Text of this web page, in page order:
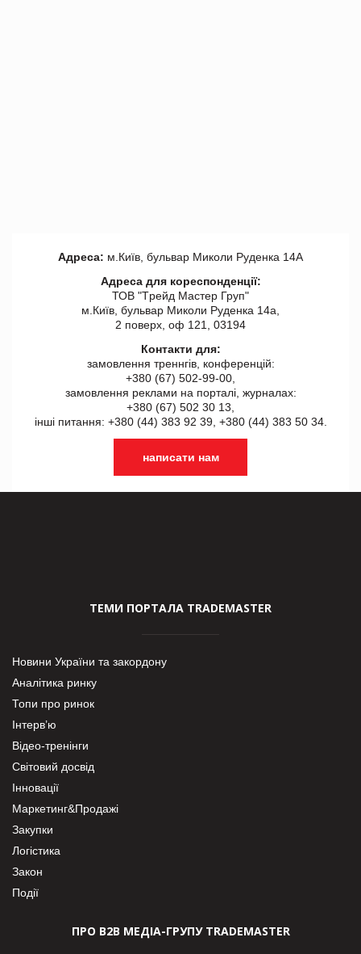
Адреса: м.Київ, бульвар Миколи Руденка 14А
Адреса для кореспонденції:
ТОВ "Tрейд Мастер Груп"
м.Київ, бульвар Миколи Руденка 14а,
2 поверх, оф 121, 03194
Контакти для:
замовлення треннгів, конференцій:
+380 (67) 502-99-00,
замовлення реклами на порталі, журналах:
+380 (67) 502 30 13,
інші питання: +380 (44) 383 92 39, +380 (44) 383 50 34.
написати нам
ТЕМИ ПОРТАЛА TRADEMASTER
Новини України та закордону
Аналітика ринку
Топи про ринок
Інтерв’ю
Відео-тренінги
Світовий досвід
Інновації
Маркетинг&Продажі
Закупки
Логістика
Закон
Події
ПРО В2В МЕДІА-ГРУПУ TRADEMASTER